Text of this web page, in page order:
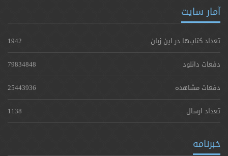
آمار سایت
تعداد کتاب‌ها در این زبان
1942
دفعات دانلود
79834848
دفعات مشاهده
25443936
تعداد ارسال
1138
خبرنامه